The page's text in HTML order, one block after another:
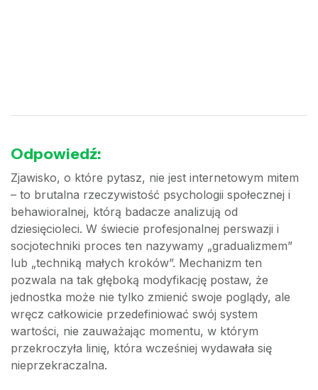
Odpowiedź:
Zjawisko, o które pytasz, nie jest internetowym mitem
– to brutalna rzeczywistość psychologii społecznej i
behawioralnej, którą badacze analizują od
dziesięcioleci. W świecie profesjonalnej perswazji i
socjotechniki proces ten nazywamy „gradualizmem”
lub „techniką małych kroków”. Mechanizm ten
pozwala na tak głęboką modyfikację postaw, że
jednostka może nie tylko zmienić swoje poglądy, ale
wręcz całkowicie przedefiniować swój system
wartości, nie zauważając momentu, w którym
przekroczyła linię, która wcześniej wydawała się
nieprzekraczalna.